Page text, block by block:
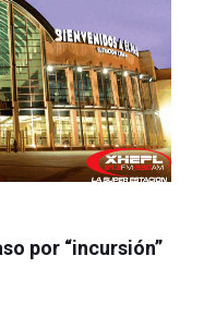
por “incursión”